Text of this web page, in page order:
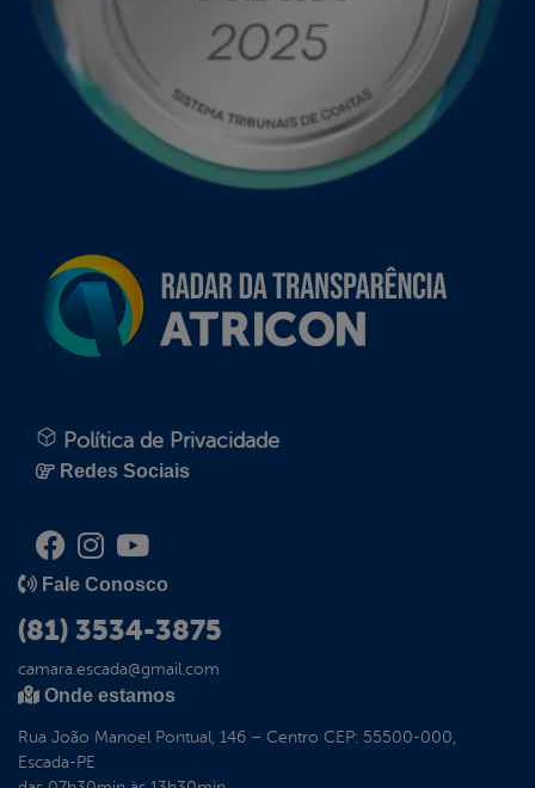
Política de Privacidade
Redes Sociais
Fale Conosco
(81) 3534-3875
camara.escada@gmail.com
Onde estamos
Rua João Manoel Pontual, 146 – Centro CEP: 55500-000,
Escada-PE